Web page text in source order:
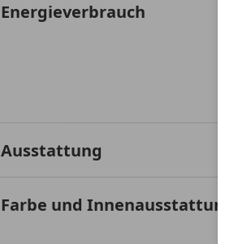
Energieverbrauch
Ausstattung
Farbe und Innenausstattung